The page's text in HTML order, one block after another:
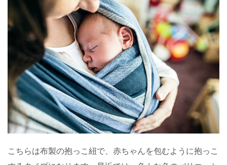
こちらは布製の抱っこ紐で、赤ちゃんを包むように抱っこ